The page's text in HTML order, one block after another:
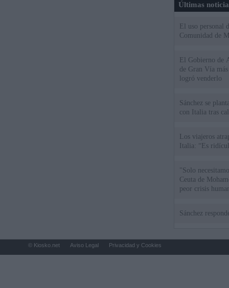
Últimas
El uso personal
Comunidad de
El Gobierno de
de Gran Vía
logró venderlo
Sánchez se
con Italia tras
Los viajeros
Italia: “Es
"Solo
Ceuta de
peor crisis
Sánchez
© Kiosko.net Aviso Legal Privacidad y Cookies